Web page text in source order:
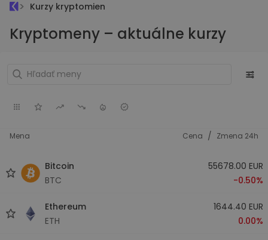
Kurzy kryptomien
Kryptomeny – aktuálne kurzy
Mena Cena / Zmena 24h
Bitcoin
BTC
55678.00 EUR
-0.50%
Ethereum
ETH
1644.40 EUR
0.00%